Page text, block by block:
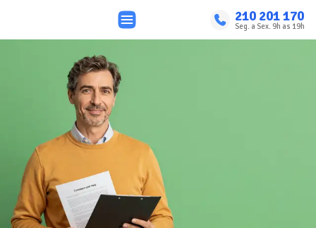
210 201 170
Seg. a Sex. 9h as 19h